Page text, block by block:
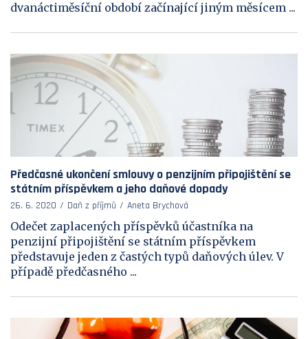
dvanáctiměsíční období začínající jiným měsícem ...
Předčasné ukončení smlouvy o penzijním připojištění se
státním příspěvkem a jeho daňové dopady
26. 6. 2020 Daň z příjmů Aneta Brychová
Odečet zaplacených příspěvků účastníka na
penzijní připojištění se státním příspěvkem
představuje jeden z častých typů daňových úlev. V
případě předčasného ...